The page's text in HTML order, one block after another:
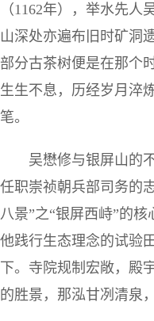
（1162年），举水先
山深处亦遍布旧时矿洞
部分古茶树便是在那个
生生不息，历经岁月淬
笔。
吴懋修与银屏山的
任职崇祯朝兵部司务的
八景”之“银屏西峙”的
他践行生态理念的试验
下。寺院规制宏敞，殿
的胜景，那泓甘冽清泉